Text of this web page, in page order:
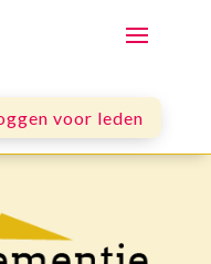
voor leden